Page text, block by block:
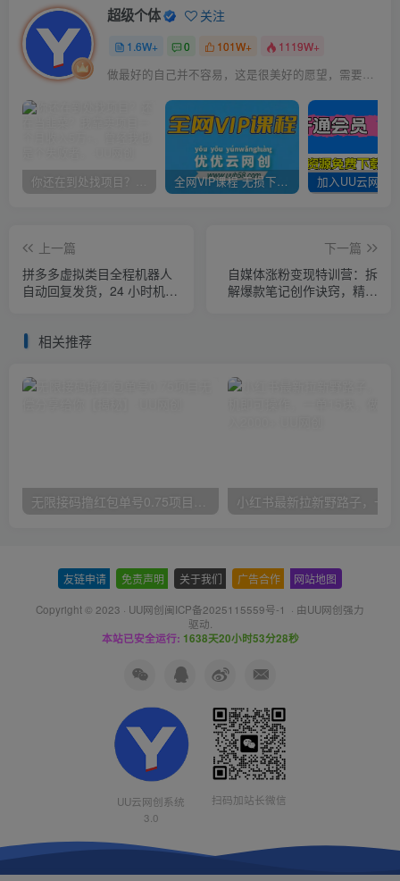
超级个体 关注
1.6W+ 0 101W+ 1119W+
做最好的自己并不容易，这是很美好的愿望，需要耐心、坚持和毅力
你还在到处找项目？还在当韭菜？我靠卖项目一个月收入5万+，曾经我也是个失败者。 全网VIP课程 无损下载~
上一篇
拼多多虚拟类目全程机器人
自动回复发货，24 小时机器
下一篇
自媒体涨粉变现特训营：拆
解爆款笔记创作诀窍，精通
相关推荐
友链申请 免责声明 关于我们 广告合作 网站地图
Copyright © 2023 · UU网创闽ICP备2025115559号-1 · 由UU网创强力
驱动.
本站已安全运行: 1638天20小时53分29秒
UU云网创系统
3.0
扫码加站长微信